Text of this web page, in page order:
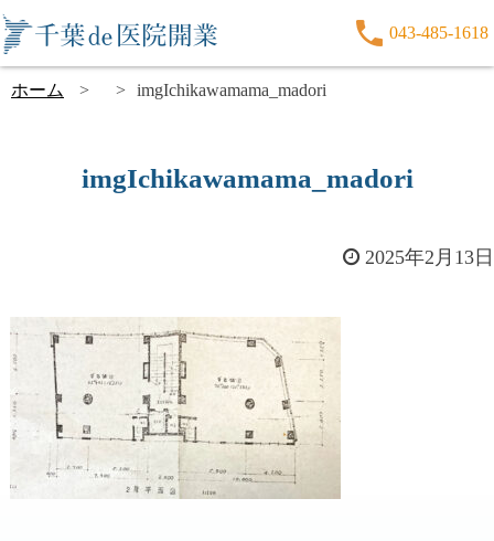
043-485-1618
ホーム imgIchikawamama_madori
imgIchikawamama_madori
2025年2月13日